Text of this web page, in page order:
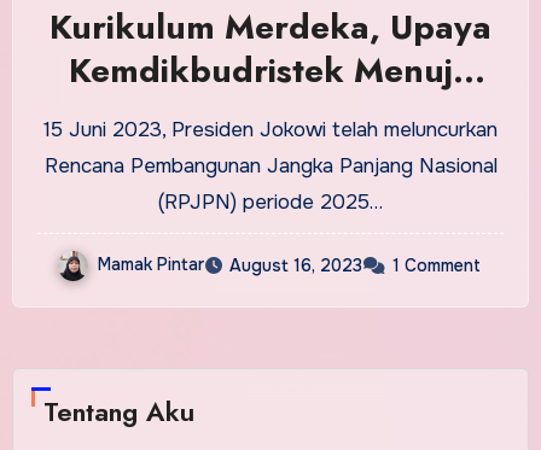
Kurikulum Merdeka, Upaya
Kemdikbudristek Menuju
Indonesia Emas 2045
15 Juni 2023, Presiden Jokowi telah meluncurkan
Rencana Pembangunan Jangka Panjang Nasional
(RPJPN) periode 2025…
Mamak Pintar August 16, 2023 1 Comment
Tentang Aku